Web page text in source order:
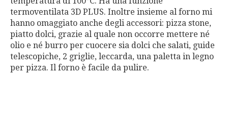
termoventilata 3D PLUS. Inoltre insieme al forno mi
hanno omaggiato anche degli accessori: pizza stone,
piatto dolci, grazie al quale non occorre mettere né
olio e né burro per cuocere sia dolci che salati, guide
telescopiche, 2 griglie, leccarda, una paletta in legno
per pizza. Il forno è facile da pulire.